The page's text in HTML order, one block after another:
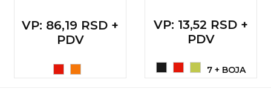
VP: 86,19 RSD +
PDV
VP: 13,52 RSD +
PDV
7 + BOJA